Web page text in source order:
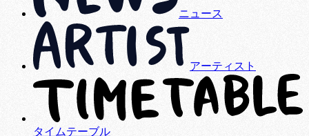
ニュース
アーティスト
タイムテーブル